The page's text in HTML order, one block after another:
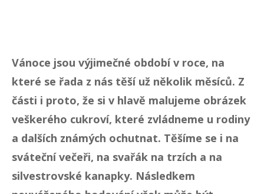
Vánoce jsou výjimečné období v roce, na
které se řada z nás těší už několik měsíců. Z
části i proto, že si v hlavě malujeme obrázek
veškerého cukroví, které zvládneme u rodiny
a dalších známých ochutnat. Těšíme se i na
sváteční večeři, na svařák na trzích a na
silvestrovské kanapky. Následkem